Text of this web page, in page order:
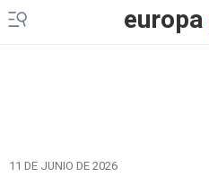
europa
11 DE JUNIO DE 2026